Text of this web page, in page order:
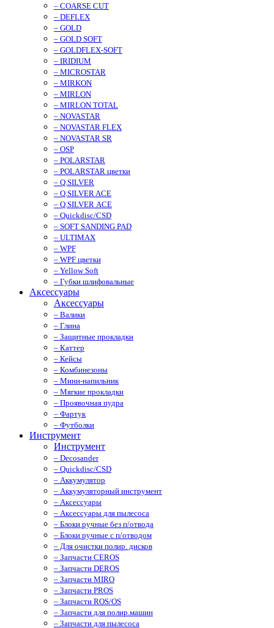
– COARSE CUT
– DEFLEX
– GOLD
– GOLD SOFT
– GOLDFLEX-SOFT
– IRIDIUM
– MICROSTAR
– MIRKON
– MIRLON
– MIRLON TOTAL
– NOVASTAR
– NOVASTAR FLEX
– NOVASTAR SR
– OSP
– POLARSTAR
– POLARSTAR цветки
– Q.SILVER
– Q.SILVER ACE
– Q.SILVER ACE
– Quickdisc/CSD
– SOFT SANDING PAD
– ULTIMAX
– WPF
– WPF цветки
– Yellow Soft
– Губки шлифовальные
Аксессуары
Аксессуары
– Валики
– Глина
– Защитные прокладки
– Каттер
– Кейсы
– Комбинезоны
– Мини-напильник
– Мягкие прокладки
– Проявочная пудра
– Фартук
– Футболки
Инструмент
Инструмент
– Decosander
– Quickdisc/CSD
– Аккумулятор
– Аккумуляторный инструмент
– Аксессуары
– Аксессуары для пылесоса
– Блоки ручные без п/отвода
– Блоки ручные с п/отводом
– Для очистки полир. дисков
– Запчасти CEROS
– Запчасти DEROS
– Запчасти MIRO
– Запчасти PROS
– Запчасти ROS/OS
– Запчасти для полир.машин
– Запчасти для пылесоса